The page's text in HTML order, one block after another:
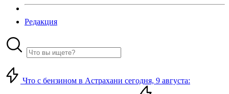
Редакция
Что с бензином в Астрахани сегодня, 9 августа: